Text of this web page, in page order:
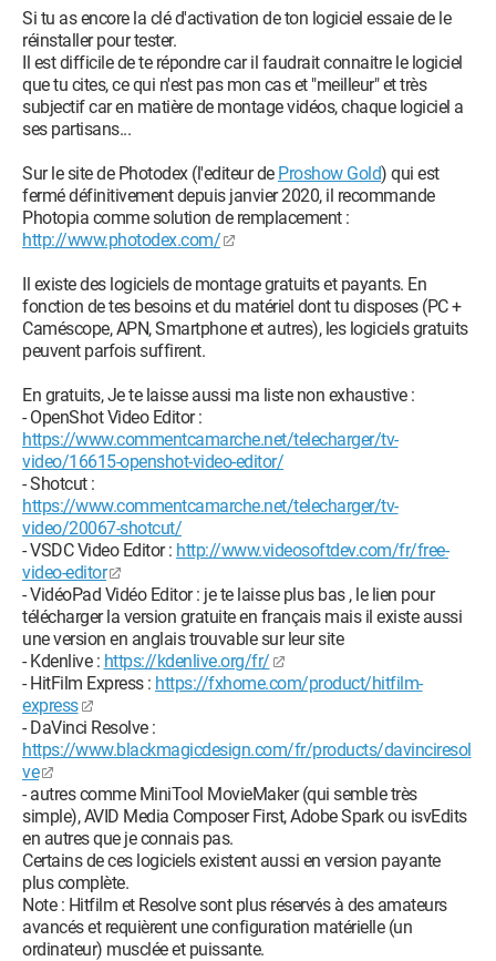
Si tu as encore la clé d'activation de ton logiciel essaie de le
réinstaller pour tester.
Il est difficile de te répondre car il faudrait connaitre le logiciel
que tu cites, ce qui n'est pas mon cas et "meilleur" et très
subjectif car en matière de montage vidéos, chaque logiciel a
ses partisans...
Sur le site de Photodex (l'editeur de Proshow Gold) qui est
fermé définitivement depuis janvier 2020, il recommande
Photopia comme solution de remplacement :
http://www.photodex.com/
Il existe des logiciels de montage gratuits et payants. En
fonction de tes besoins et du matériel dont tu disposes (PC +
Caméscope, APN, Smartphone et autres), les logiciels gratuits
peuvent parfois suffirent.
En gratuits, Je te laisse aussi ma liste non exhaustive :
- OpenShot Video Editor :
https://www.commentcamarche.net/telecharger/tv-
video/16615-openshot-video-editor/
- Shotcut :
https://www.commentcamarche.net/telecharger/tv-
video/20067-shotcut/
- VSDC Video Editor : http://www.videosoftdev.com/fr/free-
video-editor
- VidéoPad Vidéo Editor : je te laisse plus bas , le lien pour
télécharger la version gratuite en français mais il existe aussi
une version en anglais trouvable sur leur site
- Kdenlive : https://kdenlive.org/fr/
- HitFilm Express : https://fxhome.com/product/hitfilm-
express
- DaVinci Resolve :
https://www.blackmagicdesign.com/fr/products/davinciresol
ve
- autres comme MiniTool MovieMaker (qui semble très
simple), AVID Media Composer First, Adobe Spark ou isvEdits
en autres que je connais pas.
Certains de ces logiciels existent aussi en version payante
plus complète.
Note : Hitfilm et Resolve sont plus réservés à des amateurs
avancés et requièrent une configuration matérielle (un
ordinateur) musclée et puissante.